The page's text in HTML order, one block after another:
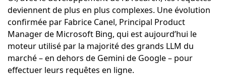
deviennent de plus en plus complexes. Une évolution
confirmée par Fabrice Canel, Principal Product
Manager de Microsoft Bing, qui est aujourd’hui le
moteur utilisé par la majorité des grands LLM du
marché – en dehors de Gemini de Google – pour
effectuer leurs requêtes en ligne.